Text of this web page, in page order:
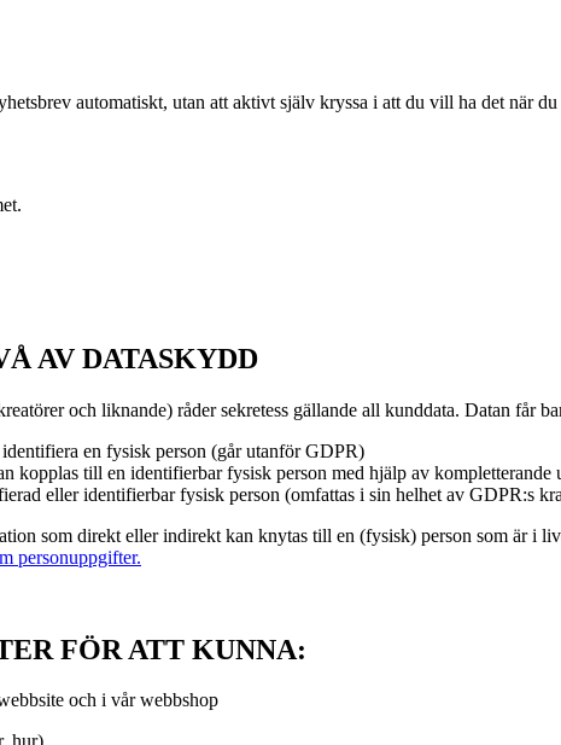
automatiskt, utan att aktivt själv kryssa i att du vill ha det när du
AV DATASKYDD
och liknande) råder sekretess gällande all kunddata. Datan får
en fysisk person (går utanför GDPR)
kopplas till en identifierbar fysisk person med hjälp av
eller identifierbar fysisk person (omfattas i sin helhet av GDPR:s
som direkt eller indirekt kan knytas till en (fysisk) person som är i
personuppgifter.
FÖR ATT KUNNA:
och i vår webbshop